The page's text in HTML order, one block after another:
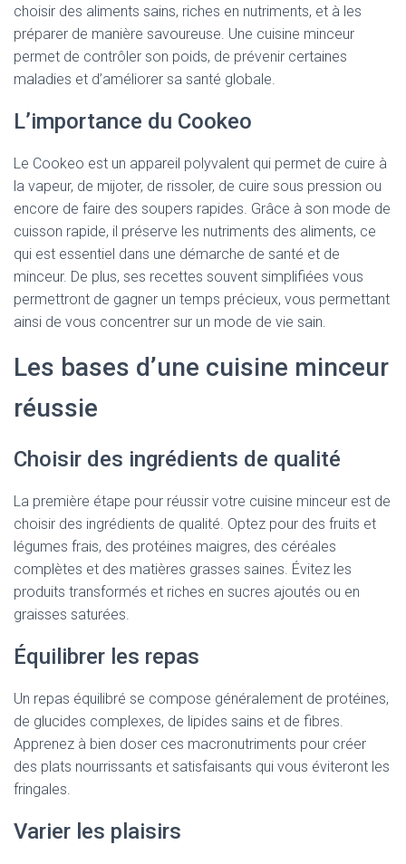
choisir des aliments sains, riches en nutriments, et à les
préparer de manière savoureuse. Une cuisine minceur
permet de contrôler son poids, de prévenir certaines
maladies et d’améliorer sa santé globale.
L’importance du Cookeo
Le Cookeo est un appareil polyvalent qui permet de cuire à
la vapeur, de mijoter, de rissoler, de cuire sous pression ou
encore de faire des soupers rapides. Grâce à son mode de
cuisson rapide, il préserve les nutriments des aliments, ce
qui est essentiel dans une démarche de santé et de
minceur. De plus, ses recettes souvent simplifiées vous
permettront de gagner un temps précieux, vous permettant
ainsi de vous concentrer sur un mode de vie sain.
Les bases d’une cuisine minceur
réussie
Choisir des ingrédients de qualité
La première étape pour réussir votre cuisine minceur est de
choisir des ingrédients de qualité. Optez pour des fruits et
légumes frais, des protéines maigres, des céréales
complètes et des matières grasses saines. Évitez les
produits transformés et riches en sucres ajoutés ou en
graisses saturées.
Équilibrer les repas
Un repas équilibré se compose généralement de protéines,
de glucides complexes, de lipides sains et de fibres.
Apprenez à bien doser ces macronutriments pour créer
des plats nourrissants et satisfaisants qui vous éviteront les
fringales.
Varier les plaisirs